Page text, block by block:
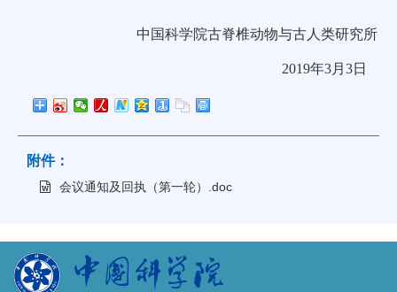
中国科学院古脊椎动物与古人类研究所
2019年3月 3日
附件：
会议通知及回执（第一轮）.doc